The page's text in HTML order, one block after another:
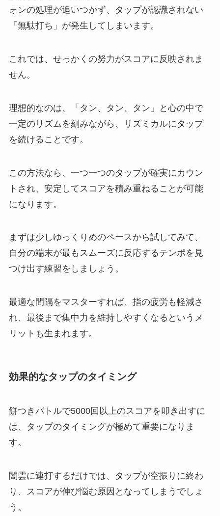
ォンの処理が追いつかず、タップが認識されない
「無駄打ち」が発生してしまいます。
これでは、せっかくの努力がスコアに反映されま
せん。
理想的なのは、「タン、タン、タン」と心の中で
一定のリズムを刻みながら、リズミカルにタップ
を続けることです。
この方法なら、一つ一つのタップが確実にカウン
トされ、安定してスコアを積み重ねることが可能
になります。
まずは少しゆっくりめのペースから試してみて、
自分の端末が最もスムーズに反応するテンポを見
つけ出す練習をしましょう。
最適な間隔をマスターすれば、指の疲労も軽減さ
れ、最後まで集中力を維持しやすくなるというメ
リットも生まれます。
効果的なタップのタイミング
餅つきバトルで5000回以上のスコアを叩き出すに
は、タップのタイミングが極めて重要になりま
す。
闇雲に連打するだけでは、タップが空振りに終わ
り、スコアが伸び悩む原因となってしまうでしょ
う。